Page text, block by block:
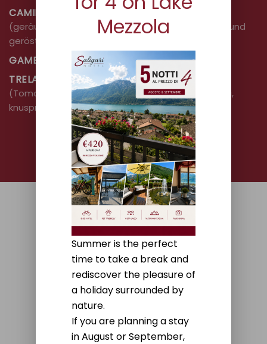
CAMINO
(geräucherter Provola, Speck, geriebene Zucchini und
geröstete Paprika)
GAMBERI E PANCETTA
TRELA
(Tomate, Mozzarella, Taleggio, geriebene Zucchini,
knusprige Zwiebel)
Mezzola
Summer is the perfect
time to take a break and
rediscover the pleasure of
a holiday surrounded by
nature.
If you are planning a stay
in August or September,